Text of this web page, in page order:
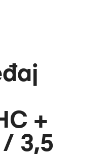
+
/ 3,5